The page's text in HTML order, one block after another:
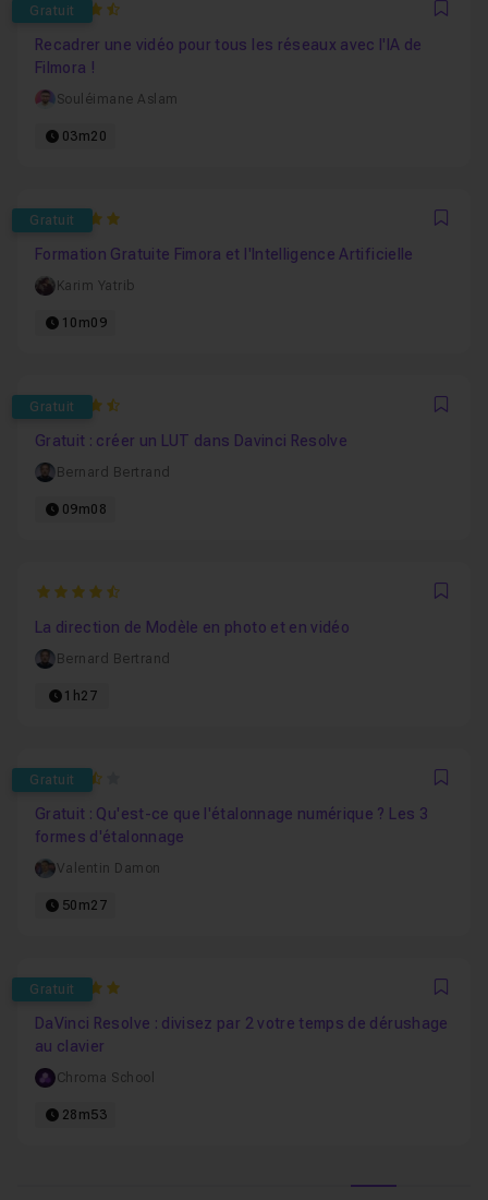
Gratuit
4.75
Recadrer une vidéo pour tous les réseaux avec l'IA de
Filmora !
Souléimane Aslam
03m20
Gratuit
5
Formation Gratuite Fimora et l'Intelligence Artificielle
Karim Yatrib
10m09
Gratuit
4.4666666666667
Gratuit : créer un LUT dans Davinci Resolve
Bernard Bertrand
09m08
4.875
La direction de Modèle en photo et en vidéo
Bernard Bertrand
1h27
Gratuit
3.6666666666667
Gratuit : Qu'est-ce que l'étalonnage numérique ? Les 3
formes d'étalonnage
Valentin Damon
50m27
Gratuit
5
DaVinci Resolve : divisez par 2 votre temps de dérushage
au clavier
Chroma School
28m53